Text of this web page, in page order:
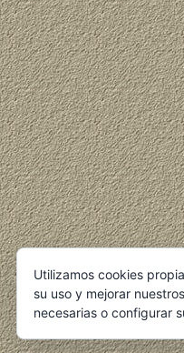
Utilizamos cookies
su uso y mejorar
necesarias o configurar